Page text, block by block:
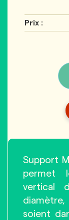
Prix :
Support
permet
vertical
soient